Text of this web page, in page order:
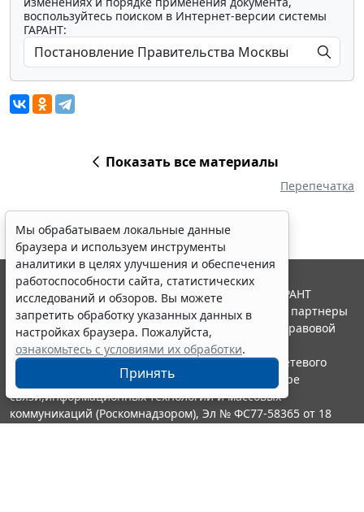
воспользуйтесь поиском в Интернет-версии системы
ГАРАНТ:
Показать все материалы
Перепечатка
Мы обрабатываем локальные данные
браузера и используем инструменты
аналитики в целях улучшения и обеспечения
работоспособности сайта, статистических
исследований и обзоров. Вы можете
запретить обработку указанных данных в
настройках браузера. Пожалуйста,
ознакомьтесь с условиями их обработки.
Принять
© ООО "НПП "ГАРАНТ-СЕРВИС", 2026. Система ГАРАНТ
выпускается с 1990 года. Компания "Гарант" и ее партнеры
являются участниками Российской ассоциации правовой
информации ГАРАНТ.
Портал ГАРАНТ.РУ зарегистрирован в качестве сетевого
издания Федеральной службой по надзору в сфере
связи,информационных технологий и массовых
коммуникаций (Роскомнадзором), Эл № ФС77-58365 от 18